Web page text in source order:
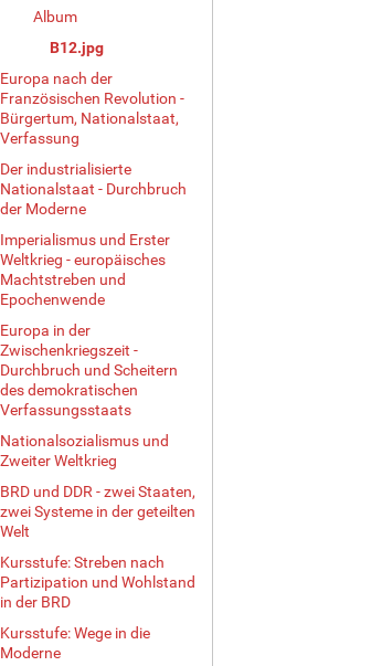
Album
B12.jpg
Europa nach der
Französischen Revolution -
Bürgertum, Nationalstaat,
Verfassung
Der industrialisierte
Nationalstaat - Durchbruch
der Moderne
Imperialismus und Erster
Weltkrieg - europäisches
Machtstreben und
Epochenwende
Europa in der
Zwischenkriegszeit -
Durchbruch und Scheitern
des demokratischen
Verfassungsstaats
Nationalsozialismus und
Zweiter Weltkrieg
BRD und DDR - zwei Staaten,
zwei Systeme in der geteilten
Welt
Kursstufe: Streben nach
Partizipation und Wohlstand
in der BRD
Kursstufe: Wege in die
Moderne